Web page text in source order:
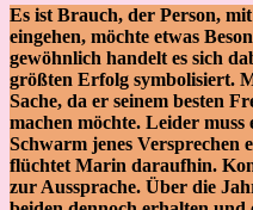
Es ist Brauch, der Person,
eingehen, möchte etwas
gewöhnlich handelt es sich
größten Erfolg symbolisiert.
Sache, da er seinem besten
machen möchte. Leider muss
Schwarm jenes Versprechen
flüchtet Marin daraufhin.
zur Aussprache. Über die